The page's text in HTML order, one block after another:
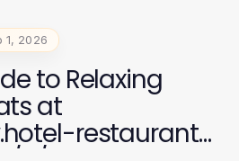
1, 2026
to Relaxing
at
restaurant-